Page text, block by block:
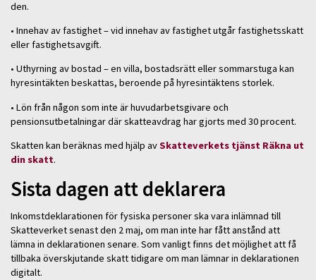
den.
• Innehav av fastighet – vid innehav av fastighet utgår fastighetsskatt
eller fastighetsavgift.
• Uthyrning av bostad – en villa, bostadsrätt eller sommarstuga kan
hyresintäkten beskattas, beroende på hyresintäktens storlek.
• Lön från någon som inte är huvudarbetsgivare och
pensionsutbetalningar där skatteavdrag har gjorts med 30 procent.
Skatten kan beräknas med hjälp avSkatteverkets tjänst Räkna ut
din skatt.
Sista dagen att deklarera
Inkomstdeklarationen för fysiska personer ska vara inlämnad till
Skatteverket senast den 2 maj, om man inte har fått anstånd att
lämna in deklarationen senare. Som vanligt finns det möjlighet att få
tillbaka överskjutande skatt tidigare om man lämnar in deklarationen
digitalt.